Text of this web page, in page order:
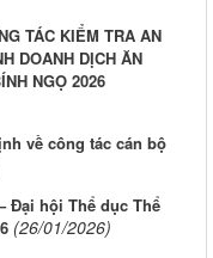
TÁC KIỂM TRA AN
DOANH DỊCH ĂN
NGỌ 2026
về công tác cán bộ
Đại hội Thể dục Thể
(26/01/2026)